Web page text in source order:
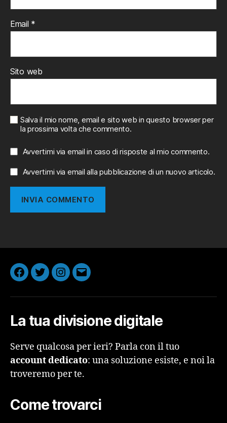
Email *
Sito web
Salva il mio nome, email e sito web in questo browser per
la prossima volta che commento.
Avvertimi via email in caso di risposte al mio commento.
Avvertimi via email alla pubblicazione di un nuovo articolo.
Facebook
TwitterInstagram
Email
La tua divisione digitale
Serve qualcosa per ieri? Parla con il tuo
account dedicato: una soluzione esiste, e noi la
troveremo per te.
Come trovarci